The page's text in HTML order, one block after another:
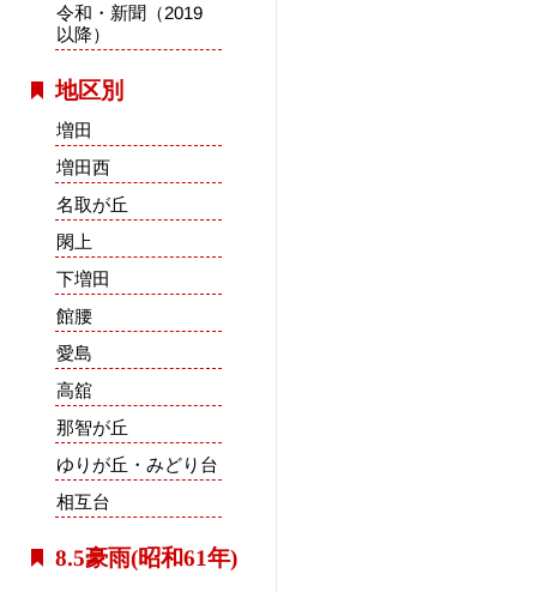
令和・新聞（2019
以降）
地区別
増田
増田西
名取が丘
閖上
下増田
館腰
愛島
高舘
那智が丘
ゆりが丘・みどり台
相互台
8.5豪雨(昭和61年)